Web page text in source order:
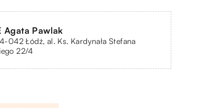
Agata Pawlak
042 Łódź, al. Ks. Kardynała Stefana
22/4